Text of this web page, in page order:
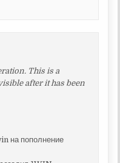
This is a
after it has been
на пополнение